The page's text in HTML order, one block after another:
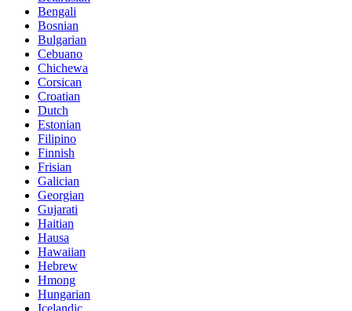
Bengali
Bosnian
Bulgarian
Cebuano
Chichewa
Corsican
Croatian
Dutch
Estonian
Filipino
Finnish
Frisian
Galician
Georgian
Gujarati
Haitian
Hausa
Hawaiian
Hebrew
Hmong
Hungarian
Icelandic